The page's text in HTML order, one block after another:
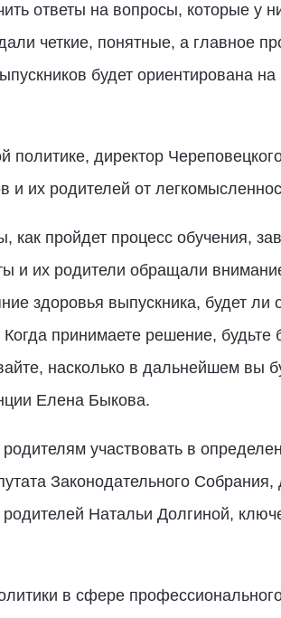
ответы на вопросы, которые у
четкие, понятные, а главное
будет ориентирована
директор
и их родителей от
как пройдет процесс обучения,
и их родители обращали
здоровья выпускника, будет
принимаете решение,
насколько в дальнейшем вы
Елена Быкова.
участвовать в
Законодательного Собрания,
Натальи Долгиной,
в сфере